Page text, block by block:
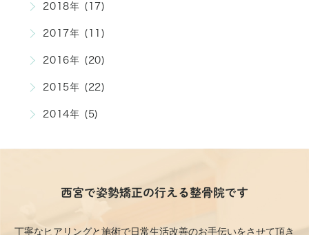
2018年 (17)
2017年 (11)
2016年 (20)
2015年 (22)
2014年 (5)
西宮で姿勢矯正の行える整骨院です
丁寧なヒアリングと施術で日常生活改善のお手伝いをさせて頂き